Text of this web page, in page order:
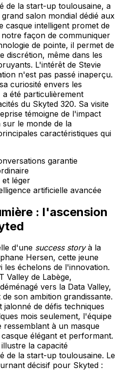
de la start-up toulousaine, a
salon mondial dédié aux
casque intelligent promet de
façon de communiquer
de pointe, il permet de
discrétion, même dans les
L'intérêt de Stevie
n'est pas passé inaperçu.
curiosité envers les
été particulièrement
du Skyted 320. Sa visite
témoigne de l'impact
le monde de la
caractéristiques qui
garantie
et léger
artificielle avancée
: l'ascension
d'une success storyà la
Hersen, cette jeune
les échelons de l'innovation.
Valley de Labège,
vers la Data Valley,
son ambition grandissante.
de défis techniques
mois seulement, l'équipe
à un masque
élégant et performant.
la capacité
de la start-up toulousaine. Le
décisif pour Skyted :